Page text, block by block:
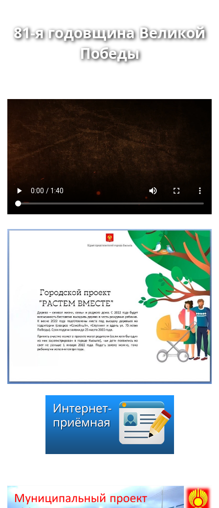
81-я годовщина Великой
Победы